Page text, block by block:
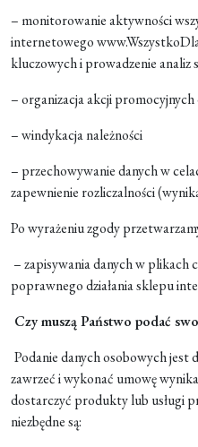
– monitorowanie aktywności
internetowego
kluczowych i prowadzenie analiz
– organizacja akcji
– windykacja należności
– przechowywanie danych w
zapewnienie rozliczalności
Po wyrażeniu zgody
– zapisywania danych w plikach
poprawnego działania sklepu
Czy muszą Państwo podać
Podanie danych osobowych jest
zawrzeć i wykonać umowę
dostarczyć produkty lub usługi
niezbędne są: